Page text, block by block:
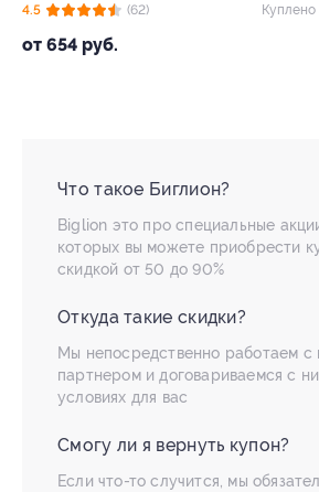
от 654 руб.
4.5 (62) Куплено
Что такое Биглион?
Biglion это про специальные
которых вы можете приобрести
скидкой от 50 до 90%
Откуда такие скидки?
Мы непосредственно работаем с
партнером и договариваемся с
условиях для вас
Смогу ли я вернуть купон?
Если что-то случится, мы